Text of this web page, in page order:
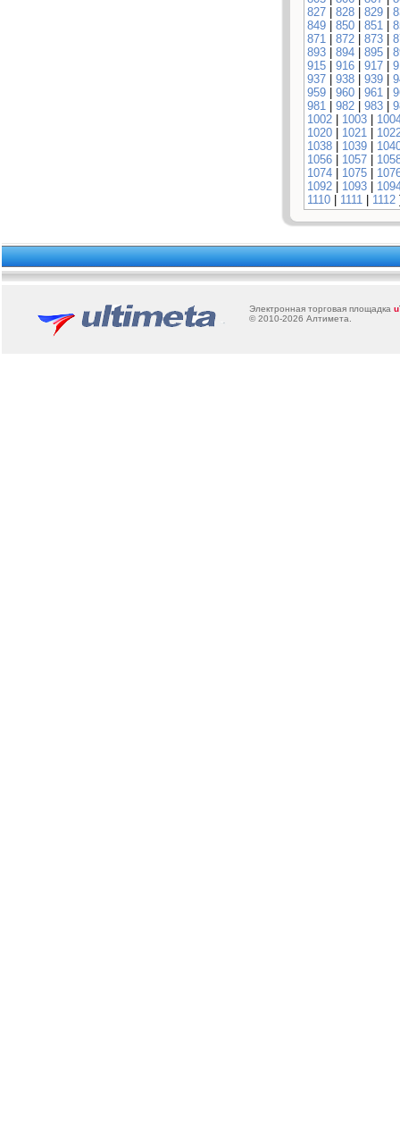
827 | 828 | 829 |
849 | 850 | 851 |
871 | 872 | 873 |
893 | 894 | 895 |
915 | 916 | 917 |
937 | 938 | 939 |
959 | 960 | 961 |
981 | 982 | 983 |
1002 | 1003 |
1020 | 1021 |
1038 | 1039 |
1056 | 1057 |
1074 | 1075 |
1092 | 1093 |
1110 | 1111 | 1112
Электронная торговая площадка u
© 2010-2026 Алтимета